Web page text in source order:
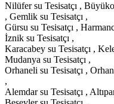
Nilüfer su Tesisatçı ,
, Gemlik su Tesisatçı ,
Gürsu su Tesisatçı ,
İznik su Tesisatçı ,
Karacabey su Tesisatçı ,
Mudanya su Tesisatçı ,
Orhaneli su Tesisatçı ,
,
Alemdar su Tesisatçı ,